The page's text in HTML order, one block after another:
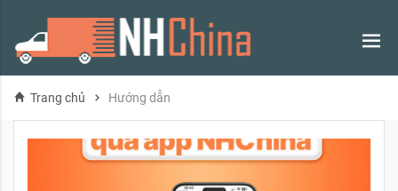
Trang chủ Hướng dẫn